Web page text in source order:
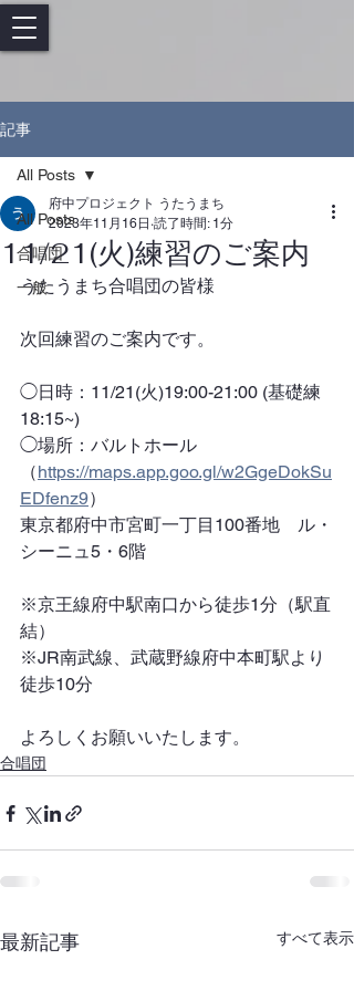
記事
All Posts
合唱団
一般
All Posts
11/21(火)練習のご案内
府中プロジェクト うたうまち
2023年11月16日 読了時間: 1分
うたうまち合唱団の皆様
次回練習のご案内です。
◯日時：11/21(火)19:00-21:00 (基礎練
18:15~)
◯場所：バルトホール
（https://maps.app.goo.gl/w2GgeDokSu
EDfenz9）
東京都府中市宮町一丁目100番地　ル・
シーニュ5・6階
※京王線府中駅南口から徒歩1分（駅直
結）
※JR南武線、武蔵野線府中本町駅より
徒歩10分
よろしくお願いいたします。
合唱団
最新記事 すべて表示